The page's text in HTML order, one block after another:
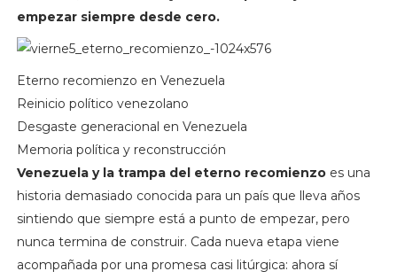
empezar siempre desde cero.
Eterno recomienzo en Venezuela
Reinicio político venezolano
Desgaste generacional en Venezuela
Memoria política y reconstrucción
Venezuela y la trampa del eterno recomienzoes una
historia demasiado conocida para un país que lleva años
sintiendo que siempre está a punto de empezar, pero
nunca termina de construir. Cada nueva etapa viene
acompañada por una promesa casi litúrgica: ahora sí